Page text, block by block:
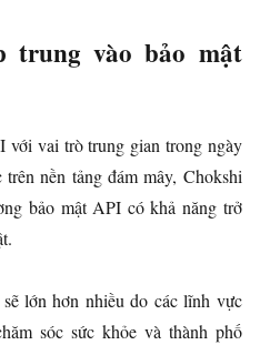
trung vào bảo mật
với vai trò trung gian trong ngày
nền tảng đám mây, Chokshi
bảo mật API có khả năng trở
lớn hơn nhiều do các lĩnh vực
sóc sức khỏe và thành phố